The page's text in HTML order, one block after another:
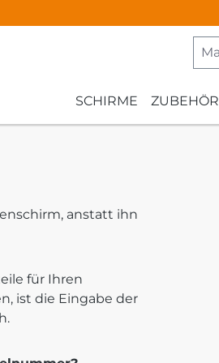
SCHIRME ZUBEHÖR
anstatt ihn
für Ihren
ist die Eingabe der